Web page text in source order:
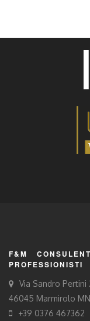
F&M
PROFESSIONISTI
Via Sandro Pertini
46045 Marmirolo MN
+39 0376 467362